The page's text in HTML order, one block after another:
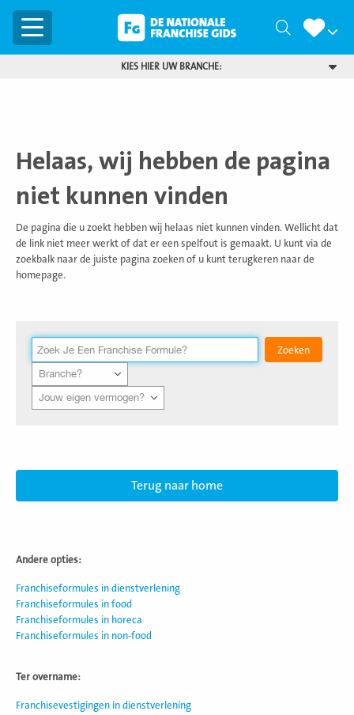
Menu Zoeken
KIES HIER UW BRANCHE:
Helaas, wij hebben de pagina
niet kunnen vinden
De pagina die u zoekt hebben wij helaas niet kunnen vinden. Wellicht dat
de link niet meer werkt of dat er een spelfout is gemaakt. U kunt via de
zoekbalk naar de juiste pagina zoeken of u kunt terugkeren naar de
homepage.
Zoekterm
Branche
Vermogen
Terug naar home
Andere opties:
Franchiseformules in dienstverlening
Franchiseformules in food
Franchiseformules in horeca
Franchiseformules in non-food
Ter overname:
Franchisevestigingen in dienstverlening